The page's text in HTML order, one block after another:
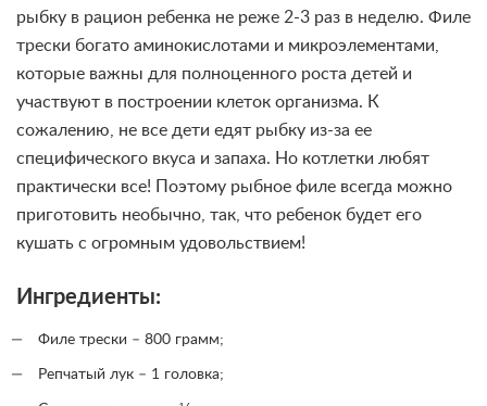
рыбку в рацион ребенка не реже 2-3 раз в неделю. Филе
трески богато аминокислотами и микроэлементами,
которые важны для полноценного роста детей и
участвуют в построении клеток организма. К
сожалению, не все дети едят рыбку из-за ее
специфического вкуса и запаха. Но котлетки любят
практически все! Поэтому рыбное филе всегда можно
приготовить необычно, так, что ребенок будет его
кушать с огромным удовольствием!
Ингредиенты:
Филе трески – 800 грамм;
Репчатый лук – 1 головка;